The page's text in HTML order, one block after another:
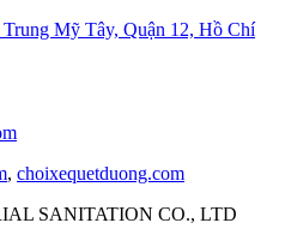
Mỹ Tây, Quận 12, Hồ Chí
, choixequetduong.com
SANITATION CO., LTD